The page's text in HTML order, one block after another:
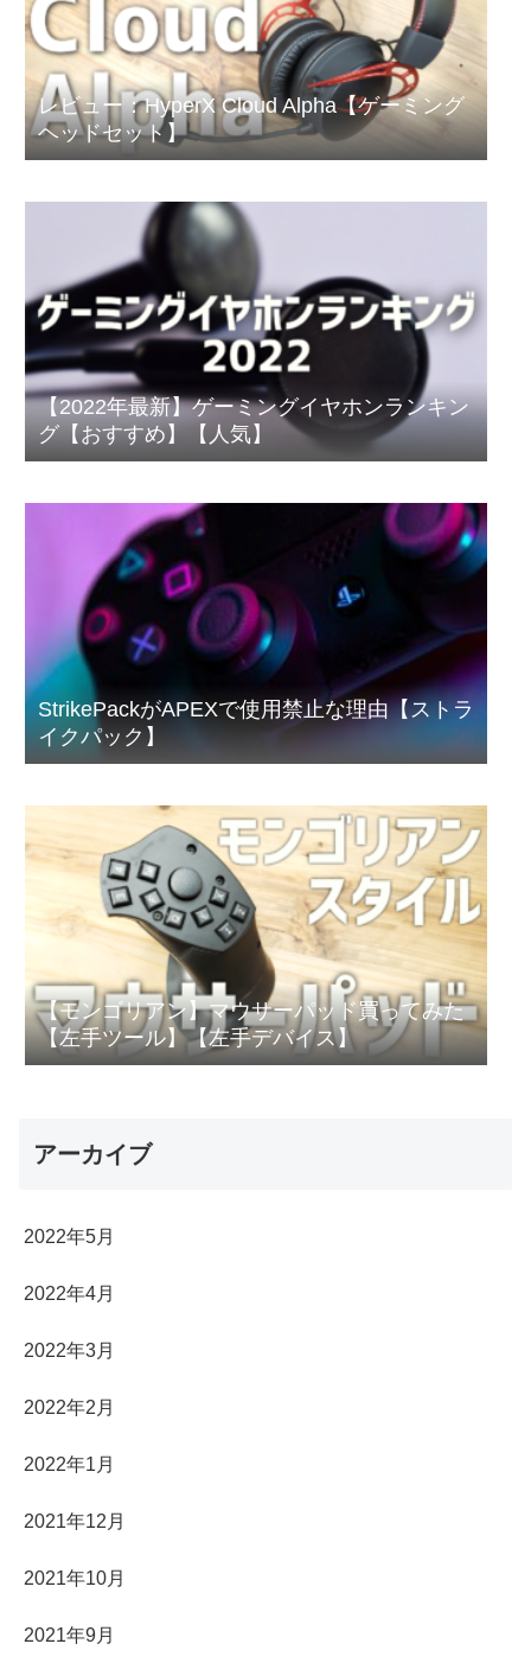
レビュー：HyperX Cloud Alpha【ゲーミング
ヘッドセット】
【2022年最新】ゲーミングイヤホンランキン
グ【おすすめ】【人気】
StrikePackがAPEXで使用禁止な理由【ストラ
イクパック】
【モンゴリアン】マウサーパッド買ってみた
【左手ツール】【左手デバイス】
アーカイブ
2022年5月
2022年4月
2022年3月
2022年2月
2022年1月
2021年12月
2021年10月
2021年9月